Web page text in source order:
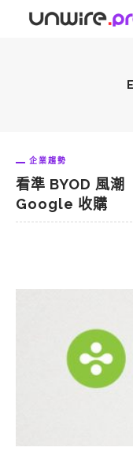
企業趨勢
看準 BYOD 風
Google 收購